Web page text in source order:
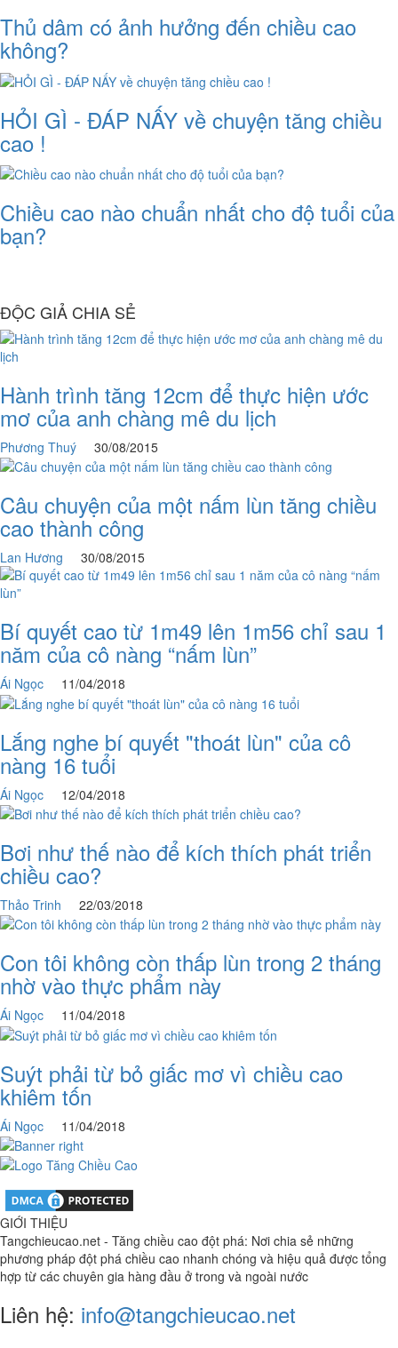
Thủ dâm có ảnh hưởng đến chiều cao
không?
HỎI GÌ - ĐÁP NẤY về chuyện tăng chiều
cao !
​Chiều cao nào chuẩn nhất cho độ tuổi của
bạn?
ĐỘC GIẢ CHIA SẺ
Hành trình tăng 12cm để thực hiện ước
mơ của anh chàng mê du lịch
Phương Thuý 30/08/2015
Câu chuyện của một nấm lùn tăng chiều
cao thành công
Lan Hương 30/08/2015
Bí quyết cao từ 1m49 lên 1m56 chỉ sau 1
năm của cô nàng “nấm lùn”
Ái Ngọc 11/04/2018
Lắng nghe bí quyết "thoát lùn" của cô
nàng 16 tuổi
Ái Ngọc 12/04/2018
Bơi như thế nào để kích thích phát triển
chiều cao?
Thảo Trinh 22/03/2018
Con tôi không còn thấp lùn trong 2 tháng
nhờ vào thực phẩm này
Ái Ngọc 11/04/2018
Suýt phải từ bỏ giấc mơ vì chiều cao
khiêm tốn
Ái Ngọc 11/04/2018
GIỚI THIỆU
Tangchieucao.net - Tăng chiều cao đột phá: Nơi chia sẻ những
phương pháp đột phá chiều cao nhanh chóng và hiệu quả được tổng
hợp từ các chuyên gia hàng đầu ở trong và ngoài nước
Liên hệ: info@tangchieucao.net